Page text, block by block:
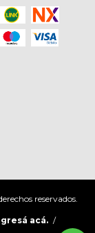
reservados.
acá. /